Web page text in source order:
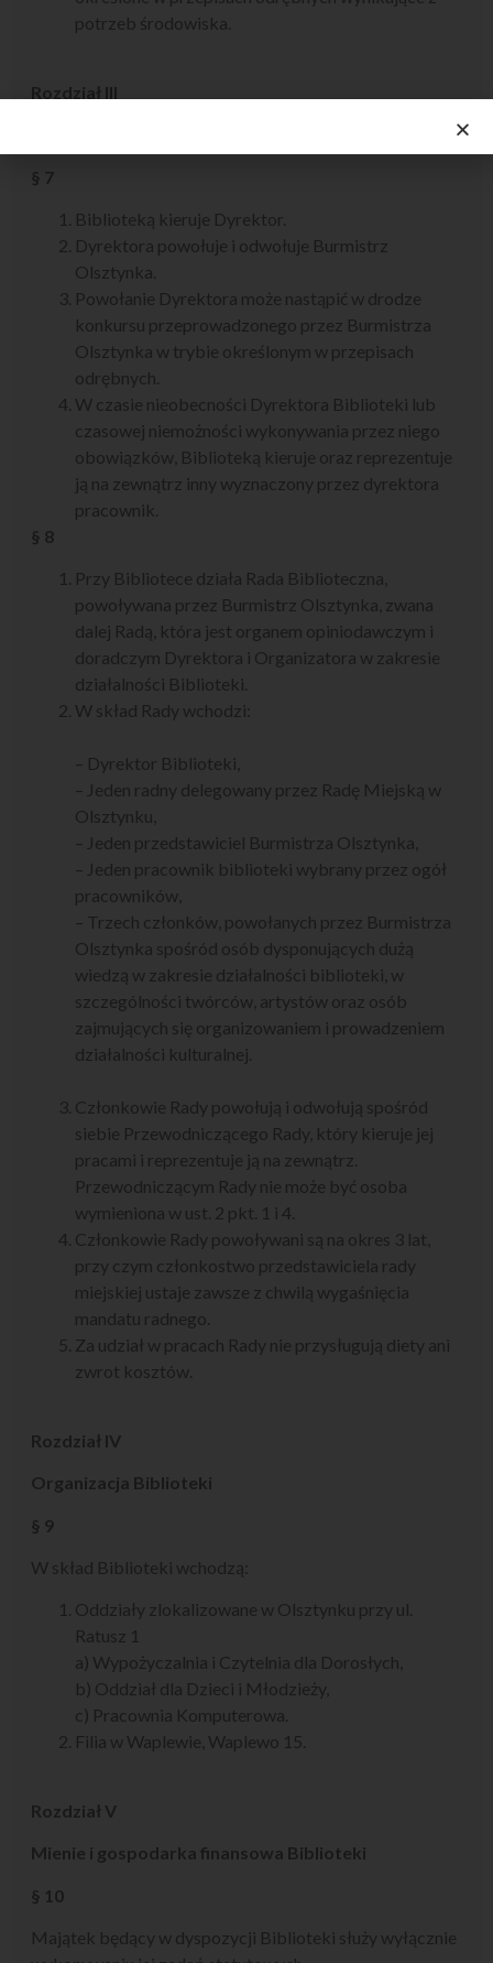
potrzeb środowiska.
Rozdział III
§ 7
Biblioteką kieruje Dyrektor.
Dyrektora powołuje i odwołuje Burmistrz
Olsztynka.
Powołanie Dyrektora może nastąpić w drodze
konkursu przeprowadzonego przez Burmistrza
Olsztynka w trybie określonym w przepisach
odrębnych.
W czasie nieobecności Dyrektora Biblioteki lub
czasowej niemożności wykonywania przez niego
obowiązków, Biblioteką kieruje oraz reprezentuje
ją na zewnątrz inny wyznaczony przez dyrektora
pracownik.
§ 8
Przy Bibliotece działa Rada Biblioteczna,
powoływana przez Burmistrz Olsztynka, zwana
dalej Radą, która jest organem opiniodawczym i
doradczym Dyrektora i Organizatora w zakresie
działalności Biblioteki.
W skład Rady wchodzi:
– Dyrektor Biblioteki,
– Jeden radny delegowany przez Radę Miejską w
Olsztynku,
– Jeden przedstawiciel Burmistrza Olsztynka,
– Jeden pracownik biblioteki wybrany przez ogół
pracowników,
– Trzech członków, powołanych przez Burmistrza
Olsztynka spośród osób dysponujących dużą
wiedzą w zakresie działalności biblioteki, w
szczególności twórców, artystów oraz osób
zajmujących się organizowaniem i prowadzeniem
działalności kulturalnej.
Członkowie Rady powołują i odwołują spośród
siebie Przewodniczącego Rady, który kieruje jej
pracami i reprezentuje ją na zewnątrz.
Przewodniczącym Rady nie może być osoba
wymieniona w ust. 2 pkt. 1 i 4.
Członkowie Rady powoływani są na okres 3 lat,
przy czym członkostwo przedstawiciela rady
miejskiej ustaje zawsze z chwilą wygaśnięcia
mandatu radnego.
Za udział w pracach Rady nie przysługują diety ani
zwrot kosztów.
Rozdział IV
Organizacja Biblioteki
§ 9
W skład Biblioteki wchodzą:
Oddziały zlokalizowane w Olsztynku przy ul.
Ratusz 1
a) Wypożyczalnia i Czytelnia dla Dorosłych,
b) Oddział dla Dzieci i Młodzieży,
c) Pracownia Komputerowa.
Filia w Waplewie, Waplewo 15.
Rozdział V
Mienie i gospodarka finansowa Biblioteki
§ 10
Majątek będący w dyspozycji Biblioteki służy wyłącznie